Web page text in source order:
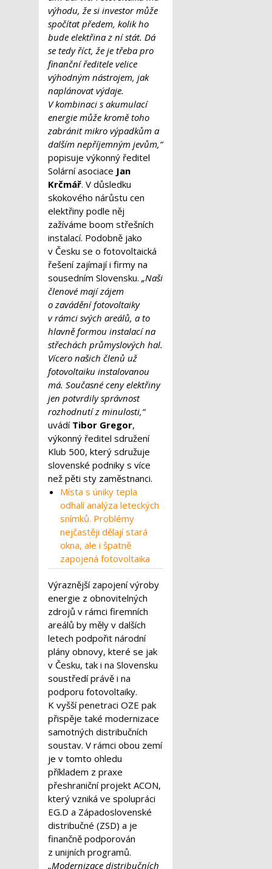
výhodu, že si investor může
spočítat předem, kolik ho
bude elektřina z ní stát. Dá
se tedy říct, že je třeba pro
finanční ředitele velice
výhodným nástrojem, jak
naplánovat výdaje.
V kombinaci s akumulací
energie může kromě toho
zabránit mikro výpadkům a
dalším nepříjemným jevům,“
popisuje výkonný ředitel
Solární asociace Jan
Krčmář. V důsledku
skokového nárůstu cen
elektřiny podle něj
zažíváme boom střešních
instalací. Podobně jako
v Česku se o fotovoltaická
řešení zajímají i firmy na
sousedním Slovensku. „Naši
členové mají zájem
o zavádění fotovoltaiky
v rámci svých areálů, a to
hlavně formou instalací na
střechách průmyslových hal.
Vícero našich členů už
fotovoltaiku instalovanou
má. Současné ceny elektřiny
jen potvrdily správnost
rozhodnutí z minulosti,“
uvádí Tibor Gregor,
výkonný ředitel sdružení
Klub 500, který sdružuje
slovenské podniky s více
než pěti sty zaměstnanci.
Místa s úniky tepla
odhalí analýza leteckých
snímků. Problémy
nejčastěji dělají stará
okna, ale i špatně
zapojená fotovoltaika
Výraznější zapojení výroby
energie z obnovitelných
zdrojů v rámci firemních
areálů by měly v dalších
letech podpořit národní
plány obnovy, které se jak
v Česku, tak i na Slovensku
soustředí právě i na
podporu fotovoltaiky.
K vyšší penetraci OZE pak
přispěje také modernizace
samotných distribučních
soustav. V rámci obou zemí
je v tomto ohledu
příkladem z praxe
přeshraniční projekt ACON,
který vzniká ve spolupráci
EG.D a Západoslovenské
distribučné (ZSD) a je
finančně podporován
z unijních programů.
„Modernizace distribučních